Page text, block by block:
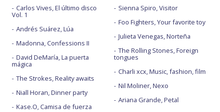
Carlos Vives, El último disco
Vol. 1
Andrés Suárez, Lúa
Madonna, Confessions II
David DeMaría, La puerta
mágica
The Strokes, Reality awaits
Niall Horan, Dinner party
Kase.O, Camisa de fuerza
Sienna Spiro, Visitor
Foo Fighters, Your favorite toy
Julieta Venegas, Norteña
The Rolling Stones, Foreign
tongues
Charli xcx, Music, fashion, film
Nil Moliner, Nexo
Ariana Grande, Petal